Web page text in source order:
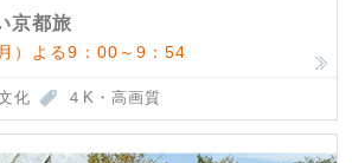
京都旅
）よる9：00～9：54
化 ４K・高画質